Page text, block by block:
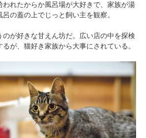
われたからか風呂場が大好きで、家族が湯
の蓋の上でじっと飼い主を観察。
が好きな甘えん坊だ。広い店の中を探検
が、猫好き家族から大事にされている。